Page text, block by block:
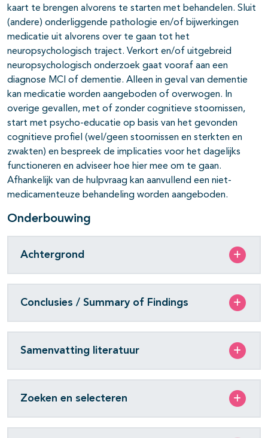
kaart te brengen alvorens te starten met behandelen. Sluit
(andere) onderliggende pathologie en/of bijwerkingen
medicatie uit alvorens over te gaan tot het
neuropsychologisch traject. Verkort en/of uitgebreid
neuropsychologisch onderzoek gaat vooraf aan een
diagnose MCI of dementie. Alleen in geval van dementie
kan medicatie worden aangeboden of overwogen. In
overige gevallen, met of zonder cognitieve stoornissen,
start met psycho-educatie op basis van het gevonden
cognitieve profiel (wel/geen stoornissen en sterkten en
zwakten) en bespreek de implicaties voor het dagelijks
functioneren en adviseer hoe hier mee om te gaan.
Afhankelijk van de hulpvraag kan aanvullend een niet-
medicamenteuze behandeling worden aangeboden.
Onderbouwing
Achtergrond
Conclusies / Summary of Findings
Samenvatting literatuur
Zoeken en selecteren